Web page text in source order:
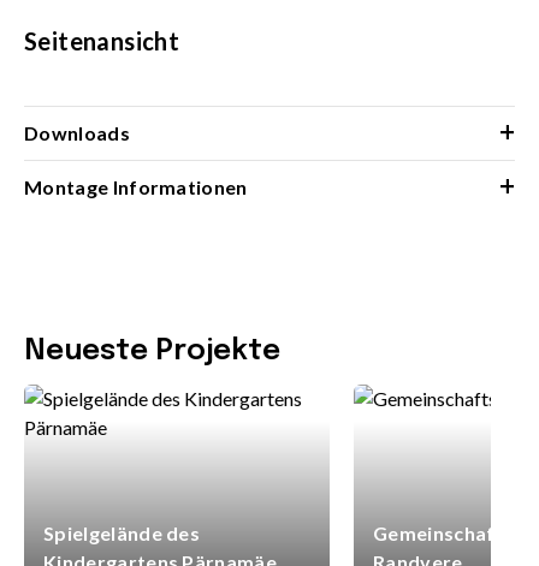
Seitenansicht
Downloads +
Montage Informationen +
Neueste Projekte
Spielgelände des
Kindergartens Pärnamäe
Randvere